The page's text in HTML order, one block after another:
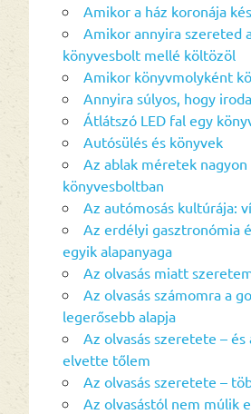
Amikor a ház koronája
Amikor annyira szereted
könyvesbolt mellé költözöl
Amikor könyvmolyként
Annyira súlyos, hogy
Átlátszó LED fal egy
Autósülés és könyvek
Az ablak méretek
könyvesboltban
Az autómosás kultúrája:
Az erdélyi gasztronómia
egyik alapanyaga
Az olvasás miatt
Az olvasás számomra a
legerősebb alapja
Az olvasás szeretete – és
elvette tőlem
Az olvasás szeretete –
Az olvasástól nem múlik